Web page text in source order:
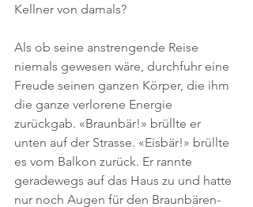
Kellner von damals?
Als ob seine anstrengende Reise
niemals gewesen wäre, durchfuhr eine
Freude seinen ganzen Körper, die ihm
die ganze verlorene Energie
zurückgab. «Braunbär!» brüllte er
unten auf der Strasse. «Eisbär!» brüllte
es vom Balkon zurück. Er rannte
geradewegs auf das Haus zu und hatte
nur noch Augen für den Braunbären-